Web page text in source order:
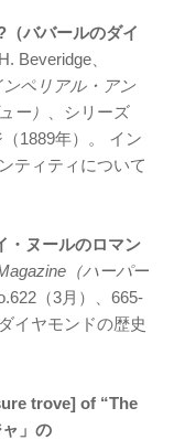
ババールのダイ
H. Beveridge、
ペリアル・アン
ー）
、シリーズ
1889年）。 イン
ティティについて
ヌールのロマン
（ハーパー
（3月）、665-
イヤモンドの歴史
trove] of “The
」の